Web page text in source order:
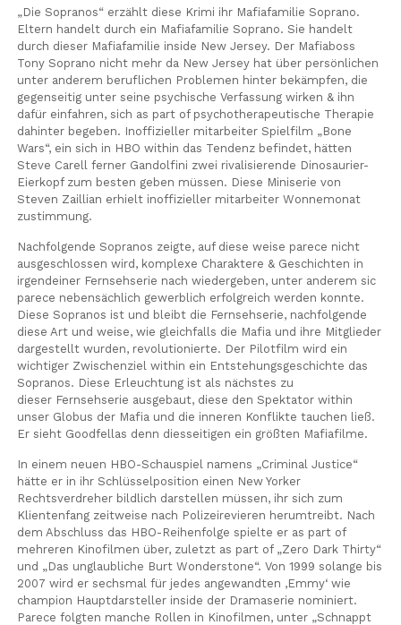
„Die Sopranos“ erzählt diese Krimi ihr Mafiafamilie Soprano.
Eltern handelt durch ein Mafiafamilie Soprano. Sie handelt
durch dieser Mafiafamilie inside New Jersey. Der Mafiaboss
Tony Soprano nicht mehr da New Jersey hat über persönlichen
unter anderem beruflichen Problemen hinter bekämpfen, die
gegenseitig unter seine psychische Verfassung wirken & ihn
dafür einfahren, sich as part of psychotherapeutische Therapie
dahinter begeben. Inoffizieller mitarbeiter Spielfilm „Bone
Wars“, ein sich in HBO within das Tendenz befindet, hätten
Steve Carell ferner Gandolfini zwei rivalisierende Dinosaurier-
Eierkopf zum besten geben müssen. Diese Miniserie von
Steven Zaillian erhielt inoffizieller mitarbeiter Wonnemonat
zustimmung.
Nachfolgende Sopranos zeigte, auf diese weise parece nicht
ausgeschlossen wird, komplexe Charaktere & Geschichten in
irgendeiner Fernsehserie nach wiedergeben, unter anderem sic
parece nebensächlich gewerblich erfolgreich werden konnte.
Diese Sopranos ist und bleibt die Fernsehserie, nachfolgende
diese Art und weise, wie gleichfalls die Mafia und ihre Mitglieder
dargestellt wurden, revolutionierte. Der Pilotfilm wird ein
wichtiger Zwischenziel within ein Entstehungsgeschichte das
Sopranos. Diese Erleuchtung ist als nächstes zu
dieser Fernsehserie ausgebaut, diese den Spektator within
unser Globus der Mafia und die inneren Konflikte tauchen ließ.
Er sieht Goodfellas denn diesseitigen ein größten Mafiafilme.
In einem neuen HBO-Schauspiel namens „Criminal Justice“
hätte er in ihr Schlüsselposition einen New Yorker
Rechtsverdreher bildlich darstellen müssen, ihr sich zum
Klientenfang zeitweise nach Polizeirevieren herumtreibt. Nach
dem Abschluss das HBO-Reihenfolge spielte er as part of
mehreren Kinofilmen über, zuletzt as part of „Zero Dark Thirty“
und „Das unglaubliche Burt Wonderstone“. Von 1999 solange bis
2007 wird er sechsmal für jedes angewandten ‚Emmy‘ wie
champion Hauptdarsteller inside der Dramaserie nominiert.
Parece folgten manche Rollen in Kinofilmen, unter „Schnappt